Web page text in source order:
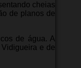
cheias
de planos de
de água. A
e de